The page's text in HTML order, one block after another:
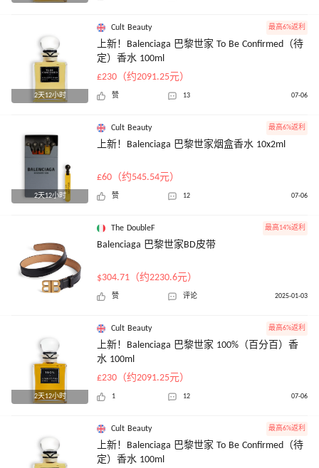
2天12小时
Cult Beauty 最高6%返利
上新！Balenciaga 巴黎世家 To Be Confirmed（待
定）香水 100ml
£230（约2091.25元）
赞 13 07-06
2天12小时
Cult Beauty 最高6%返利
上新！Balenciaga 巴黎世家烟盒香水 10x2ml
£60（约545.54元）
赞 12 07-06
The DoubleF 最高14%返利
Balenciaga 巴黎世家BD皮带
$304.71（约2230.6元）
赞 评论 2025-01-03
2天12小时
Cult Beauty 最高6%返利
上新！Balenciaga 巴黎世家 100%（百分百）香
水 100ml
£230（约2091.25元）
1 12 07-06
Cult Beauty 最高6%返利
上新！Balenciaga 巴黎世家 To Be Confirmed（待
定）香水 100ml